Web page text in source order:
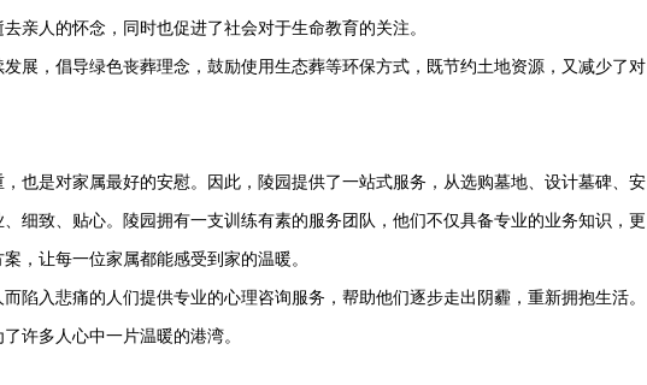
亲人的怀念，同时也促进了社会对于生命教育的关注。
展，倡导绿色丧葬理念，鼓励使用生态葬等环保方式，既节约土地资源，又减少了对
也是对家属最好的安慰。因此，陵园提供了一站式服务，从选购墓地、设计墓碑、安
细致、贴心。陵园拥有一支训练有素的服务团队，他们不仅具备专业的业务知识，更
，让每一位家属都能感受到家的温暖。
陷入悲痛的人们提供专业的心理咨询服务，帮助他们逐步走出阴霾，重新拥抱生活。
了许多人心中一片温暖的港湾。